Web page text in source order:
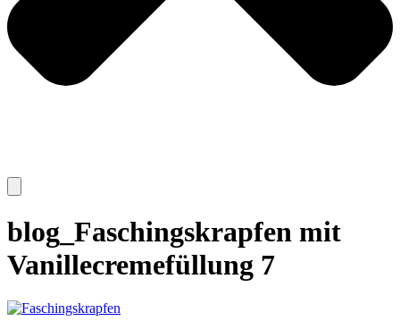
blog_Faschingskrapfen mit
Vanillecremefüllung 7